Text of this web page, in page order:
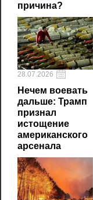
причина?
28.07.2026
Нечем воевать
дальше: Трамп
признал
истощение
американского
арсенала